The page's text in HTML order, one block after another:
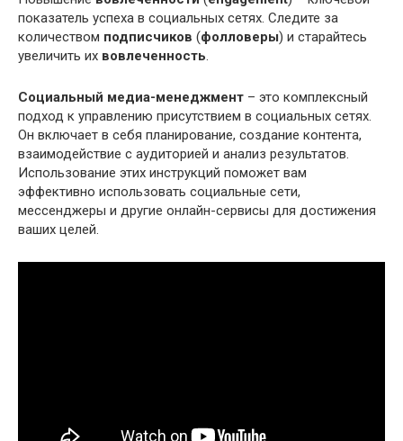
показатель успеха в социальных сетях. Следите за
количеством подписчиков (фолловеры) и старайтесь
увеличить их вовлеченность
Социальный медиа-менеджмент – это комплексный
подход к управлению присутствием в социальных сетях.
Он включает в себя планирование, создание контента,
взаимодействие с аудиторией и анализ результатов.
Использование этих инструкций поможет вам
эффективно использовать социальные сети,
мессенджеры и другие онлайн-сервисы для достижения
ваших целей.